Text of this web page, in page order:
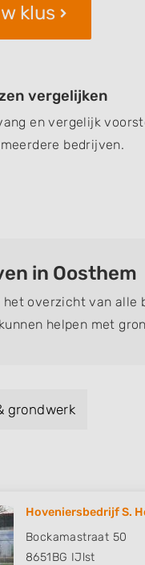
klus
vergelijken
en vergelijk
bedrijven.
in Oosthem
het overzicht van alle
helpen met
grondwerk
Hoveniersbedrijf S.
Bockamastraat 50
8651BG IJlst